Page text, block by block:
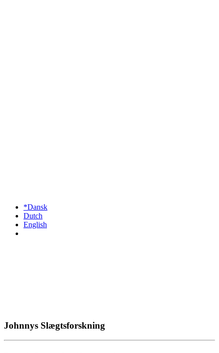
*Dansk
Dutch
English
Johnnys Slægtsforskning